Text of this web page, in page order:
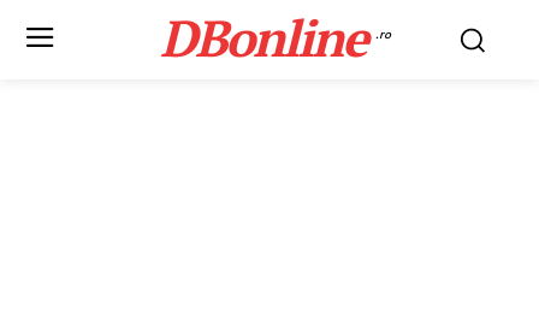
DBonline .ro